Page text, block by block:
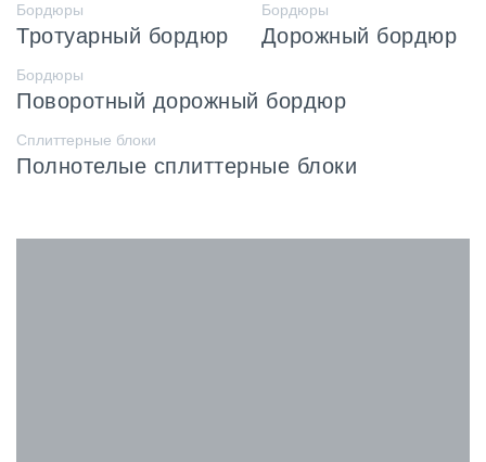
Бордюры
Тротуарный бордюр
Бордюры
Дорожный бордюр
Бордюры
Поворотный дорожный бордюр
Сплиттерные блоки
Полнотелые сплиттерные блоки